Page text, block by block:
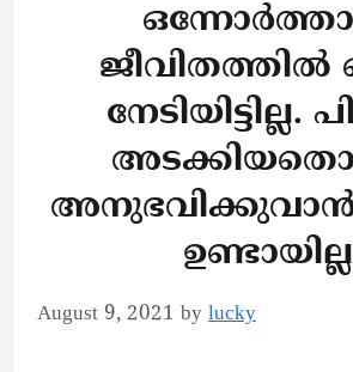
ജീവിതത്തിൽ
നേടിയിട്ടില്ല.
ഉണ്ടായില്ല
August 9, 2021 by lucky